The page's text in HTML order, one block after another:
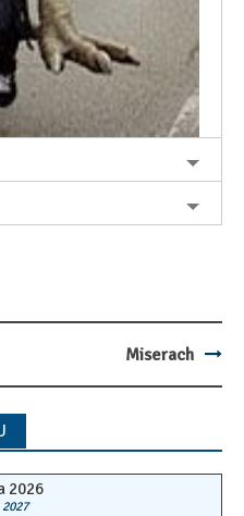
Miserach
2026